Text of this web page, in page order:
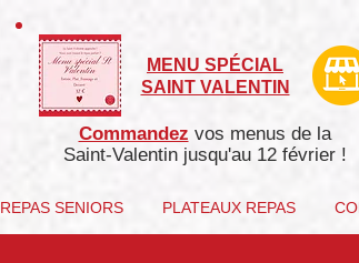
MENU SPÉCIAL
SAINT VALENTIN
Commandez vos menus de la
Saint-Valentin jusqu'au 12 février !
REPAS SENIORS PLATEAUX REPAS